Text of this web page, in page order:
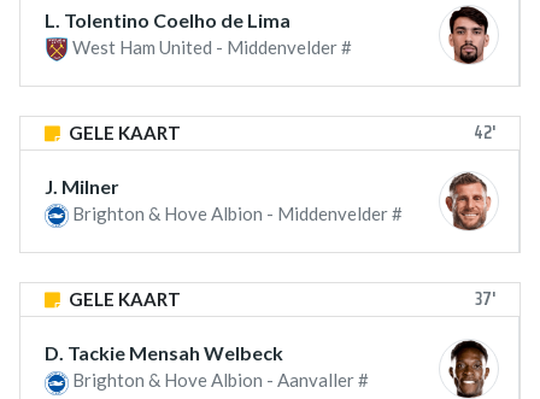
L. Tolentino Coelho de Lima
West Ham United - Middenvelder #
GELE KAART 42'
J. Milner
Brighton & Hove Albion - Middenvelder #
GELE KAART 37'
D. Tackie Mensah Welbeck
Brighton & Hove Albion - Aanvaller #